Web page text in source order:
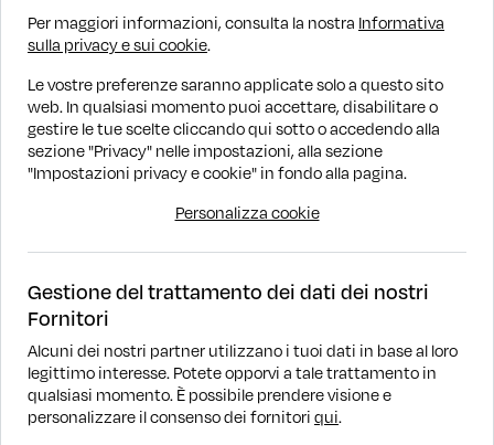
€ 18.290 € 20.290 PROMO WOW
Finanziamento
1
DOVE SIAMO
Per maggiori informazioni, consulta la nostra Informativa
sulla privacy e sui cookie.
Le vostre preferenze saranno applicate solo a questo sito
web. In qualsiasi momento puoi accettare, disabilitare o
gestire le tue scelte cliccando qui sotto o accedendo alla
sezione "Privacy" nelle impostazioni, alla sezione
"Impostazioni privacy e cookie" in fondo alla pagina.
Personalizza cookie
Gestione del trattamento dei dati dei nostri
Fornitori
Alcuni dei nostri partner utilizzano i tuoi dati in base al loro
legittimo interesse. Potete opporvi a tale trattamento in
qualsiasi momento. È possibile prendere visione e
personalizzare il consenso dei fornitoriqui.